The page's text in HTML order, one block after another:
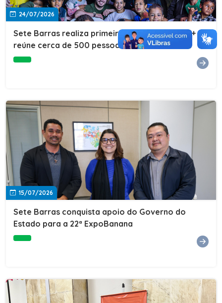
24/07/2026
Sete Barras realiza primeira edição do Cuidar+ e
reúne cerca de 500 pessoas na Vila São João
15/07/2026
Sete Barras conquista apoio do Governo do
Estado para a 22ª ExpoBanana